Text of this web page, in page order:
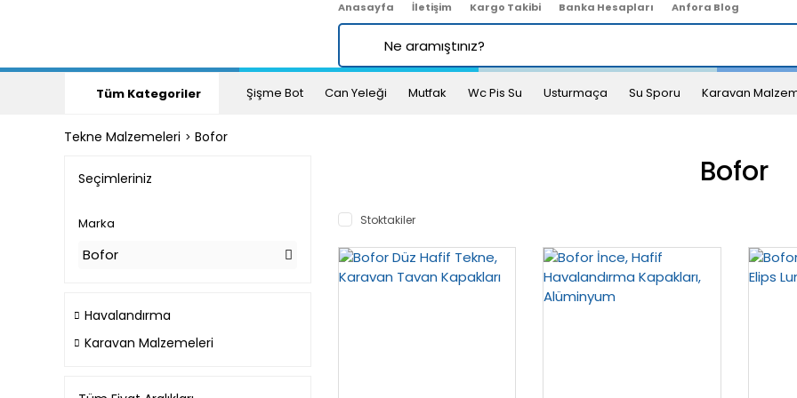
Anasayfa İletişim Kargo Takibi Banka Hesapları Anfora Blog
Tüm Kategoriler Şişme Bot Can Yeleği Mutfak Wc Pis Su Usturmaça Su Sporu Karavan
Tekne Malzemeleri Bofor
Seçimleriniz
Marka
Bofor
Havalandırma
Karavan Malzemeleri
Bofor
Stoktakiler